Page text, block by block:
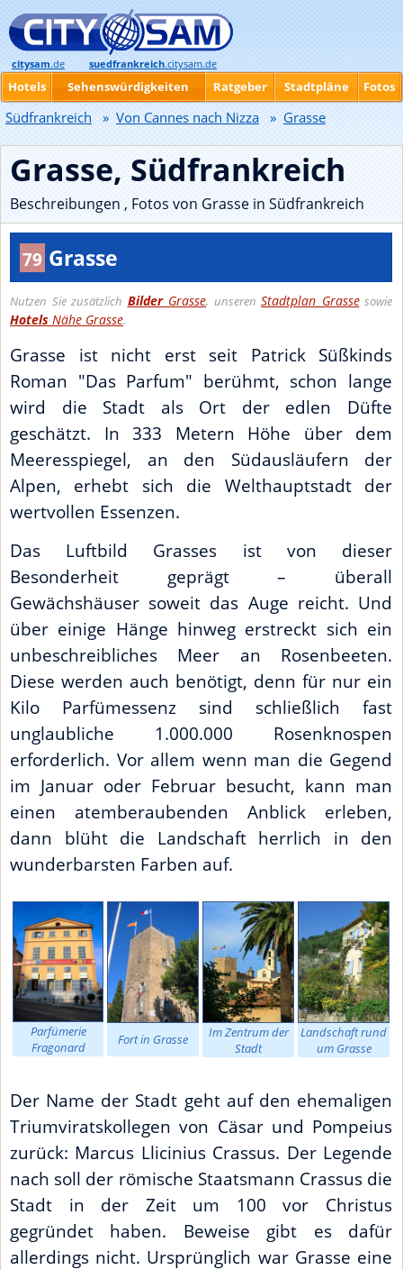
Grasse, Südfrankreich
Beschreibungen , Fotos von Grasse in Südfrankreich
79 Grasse
Nutzen Sie zusätzlich BilderGrasse, unseren Stadtplan Grassesowie
Hotels Nähe Grasse.
Grasse ist nicht erst seit Patrick Süßkinds
Roman "Das Parfum" berühmt, schon lange
wird die Stadt als Ort der edlen Düfte
geschätzt. In 333 Metern Höhe über dem
Meeresspiegel, an den Südausläufern der
Alpen, erhebt sich die Welthauptstadt der
wertvollen Essenzen.
Das Luftbild Grasses ist von dieser
Besonderheit geprägt – überall
Gewächshäuser soweit das Auge reicht. Und
über einige Hänge hinweg erstreckt sich ein
unbeschreibliches Meer an Rosenbeeten.
Diese werden auch benötigt, denn für nur ein
Kilo Parfümessenz sind schließlich fast
unglaubliche 1.000.000 Rosenknospen
erforderlich. Vor allem wenn man die Gegend
im Januar oder Februar besucht, kann man
einen atemberaubenden Anblick erleben,
dann blüht die Landschaft herrlich in den
wunderbarsten Farben auf.
Parfümerie
Fragonard
Fort in Grasse
Im Zentrum der
Stadt
Landschaft rund
um Grasse
Der Name der Stadt geht auf den ehemaligen
Triumviratskollegen von Cäsar und Pompeius
zurück: Marcus Llicinius Crassus. Der Legende
nach soll der römische Staatsmann Crassus die
Stadt in der Zeit um 100 vor Christus
gegründet haben. Beweise gibt es dafür
allerdings nicht. Ursprünglich war Grasse eine
citysam.de suedfrankreich.citysam.de
Hotels Sehenswürdigkeiten Ratgeber Stadtpläne Fotos
Südfrankreich » Von Cannes nach Nizza » Grasse